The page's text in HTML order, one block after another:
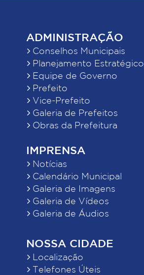
ADMINISTRAÇÃO
Conselhos Municipais
Planejamento Estratégico
Equipe de Governo
Prefeito
Vice-Prefeito
Galeria de Prefeitos
Obras da Prefeitura
IMPRENSA
Notícias
Calendário Municipal
Galeria de Imagens
Galeria de Vídeos
Galeria de Áudios
NOSSA CIDADE
Localização
Telefones Úteis